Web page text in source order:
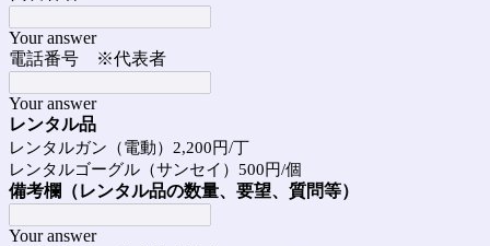
Your answer
電話番号 ※代表者
Your answer
レンタル品
レンタルガン（電動）2,200円/丁
レンタルゴーグル（サンセイ）500円/個
備考欄（レンタル品の数量、要望、質問等）
Your answer